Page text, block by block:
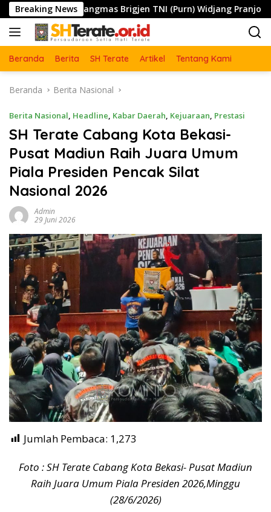
Langsung
ke
konten
Breaking News
Brigjen TNI (Purn) Widjang Pranjoto : Jangan Abaikan
Beranda Berita SH Terate Artikel Tentang Kami
Beranda Berita Nasional
Berita Nasional, Headline, Kabar Daerah, Kejuaraan, Prestasi
SH Terate Cabang Kota Bekasi-
Pusat Madiun Raih Juara Umum
Piala Presiden Pencak Silat
Nasional 2026
Admin
29 Juni 2026
Jumlah Pembaca: 1,273
Foto : SH Terate Cabang Kota Bekasi- Pusat Madiun
Raih Juara Umum Piala Presiden 2026,Minggu
(28/6/2026)